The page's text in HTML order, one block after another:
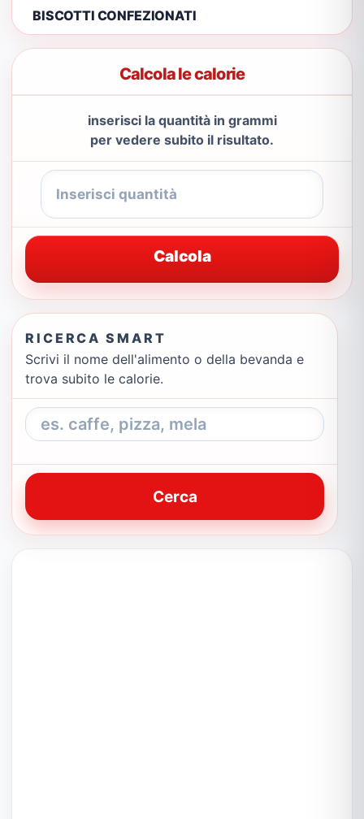
BISCOTTI CONFEZIONATI
Calcola le calorie
inserisci la quantità in grammi
per vedere subito il risultato.
Calcola
RICERCA SMART
Scrivi il nome dell'alimento o della bevanda e
trova subito le calorie.
Cerca